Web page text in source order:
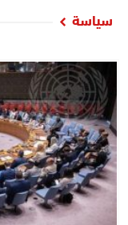
سياسة